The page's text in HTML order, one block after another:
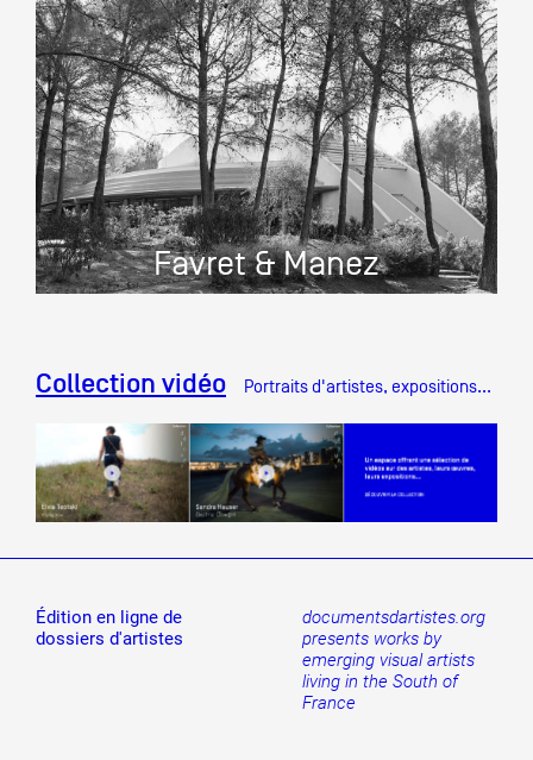
Favret & Manez
Collection vidéo Portraits d'artistes, expositions...
Édition en ligne de
dossiers d'artistes
documentsdartistes.org
presents works by
emerging visual artists
living in the South of
France